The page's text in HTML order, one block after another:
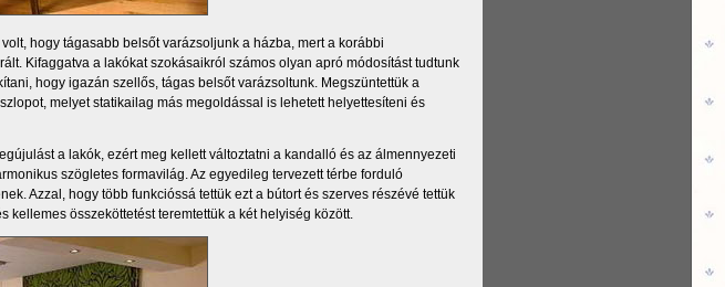
hogy tágasabb belsőt varázsoljunk a házba, mert a korábbi
Kifaggatva a lakókat szokásaikról számos olyan apró módosítást tudtunk
hogy igazán szellős, tágas belsőt varázsoltunk. Megszüntettük a
melyet statikailag más megoldással is lehetett helyettesíteni és
a lakók, ezért meg kellett változtatni a kandalló és az álmennyezeti
szögletes formavilág. Az egyedileg tervezett térbe forduló
Azzal, hogy több funkcióssá tettük ezt a bútort és szerves részévé tettük
összeköttetést teremtettük a két helyiség között.